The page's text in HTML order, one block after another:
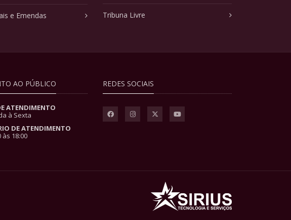
e Emendas Tribuna Livre
AO PÚBLICO
ATENDIMENTO
à Sexta
DE ATENDIMENTO
às 18:00
REDES SOCIAIS